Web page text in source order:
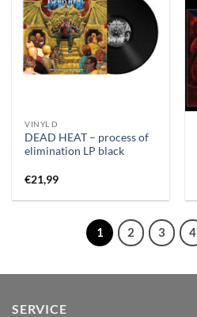
VINYL D
DEAD HEAT – process of
elimination LP black
€21,99
1 2 3 4
SERVICE